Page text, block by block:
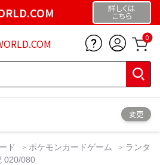
詳しくは
こちら
0
変更
ド ポケモンカードゲーム
ランタ
020/080